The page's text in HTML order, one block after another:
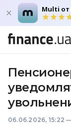
Multi от
06.06.2026, 15:22